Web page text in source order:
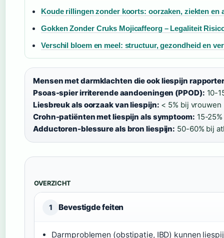
Koude rillingen zonder koorts: oorzaken, ziekten en
Gokken Zonder Cruks Mojicaffeorg – Legaliteit
Verschil bloem en meel: structuur, gezondheid en
Mensen met darmklachten die ook liespijn
Psoas-spier irriterende aandoeningen (PPOD): 10-
Liesbreuk als oorzaak van liespijn: < 5% bij vrouwen
Crohn-patiënten met liespijn als symptoom: 15-25%
Adductoren-blessure als bron liespijn: 50-60% bij
OVERZICHT
1 Bevestigde feiten
Darmproblemen (obstipatie, IBD) kunnen